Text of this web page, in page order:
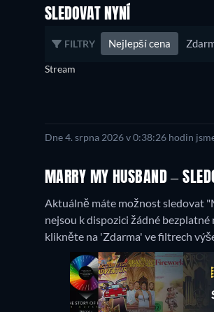
SLEDOVAT NYNÍ
FILTRY Nejlepší cena
Stream
Dne 4. srpna 2026 v 0:38:26 hodin
MARRY MY HUSBAND –
Aktuálně máte možnost sledovat
nejsou k dispozici žádné
klikněte na 'Zdarma' ve filtrech